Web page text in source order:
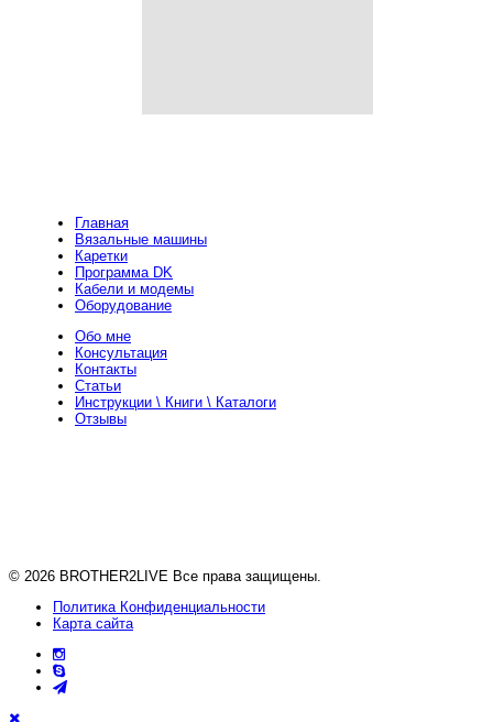
Главная
Вязальные машины
Каретки
Программа DK
Кабели и модемы
Оборудование
Обо мне
Консультация
Контакты
Статьи
Инструкции \ Книги \ Каталоги
Отзывы
© 2026 BROTHER2LIVE Все права защищены.
Политика Конфиденциальности
Карта сайта